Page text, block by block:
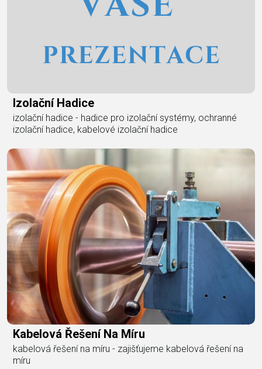
Izolační Hadice
izolační hadice - hadice pro izolační systémy, ochranné
izolační hadice, kabelové izolační hadice
Kabelová Řešení Na Míru
kabelová řešení na míru - zajišťujeme kabelová řešení na
míru